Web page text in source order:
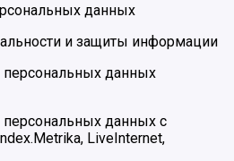
данных
и защиты информации
персональных данных
персональных данных с
LiveInternet,